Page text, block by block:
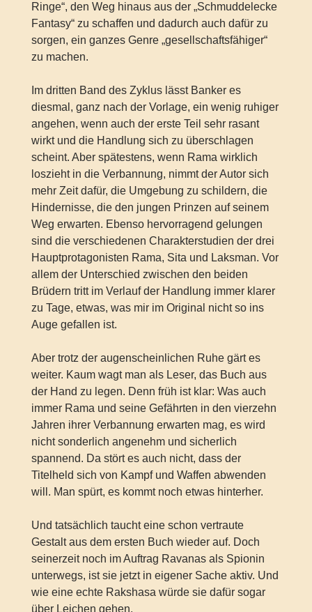
Ringe“, den Weg hinaus aus der „Schmuddelecke
Fantasy“ zu schaffen und dadurch auch dafür zu
sorgen, ein ganzes Genre „gesellschaftsfähiger“
zu machen.
Im dritten Band des Zyklus lässt Banker es
diesmal, ganz nach der Vorlage, ein wenig ruhiger
angehen, wenn auch der erste Teil sehr rasant
wirkt und die Handlung sich zu überschlagen
scheint. Aber spätestens, wenn Rama wirklich
loszieht in die Verbannung, nimmt der Autor sich
mehr Zeit dafür, die Umgebung zu schildern, die
Hindernisse, die den jungen Prinzen auf seinem
Weg erwarten. Ebenso hervorragend gelungen
sind die verschiedenen Charakterstudien der drei
Hauptprotagonisten Rama, Sita und Laksman. Vor
allem der Unterschied zwischen den beiden
Brüdern tritt im Verlauf der Handlung immer klarer
zu Tage, etwas, was mir im Original nicht so ins
Auge gefallen ist.
Aber trotz der augenscheinlichen Ruhe gärt es
weiter. Kaum wagt man als Leser, das Buch aus
der Hand zu legen. Denn früh ist klar: Was auch
immer Rama und seine Gefährten in den vierzehn
Jahren ihrer Verbannung erwarten mag, es wird
nicht sonderlich angenehm und sicherlich
spannend. Da stört es auch nicht, dass der
Titelheld sich von Kampf und Waffen abwenden
will. Man spürt, es kommt noch etwas hinterher.
Und tatsächlich taucht eine schon vertraute
Gestalt aus dem ersten Buch wieder auf. Doch
seinerzeit noch im Auftrag Ravanas als Spionin
unterwegs, ist sie jetzt in eigener Sache aktiv. Und
wie eine echte Rakshasa würde sie dafür sogar
über Leichen gehen.